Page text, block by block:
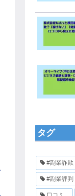
タグ
#副業詐欺
#副業評判